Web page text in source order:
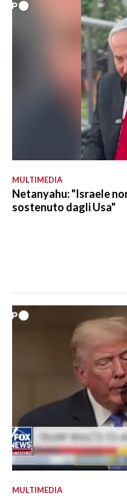
MULTIMEDIA
Netanyahu: "Israele
sostenuto dagli Usa"
MULTIMEDIA